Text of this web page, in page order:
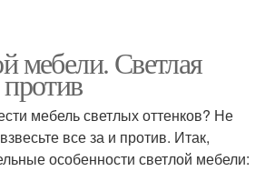
мебели. Светлая
мебель светлых оттенков? Не
все за и против. Итак,
особенности светлой мебели: